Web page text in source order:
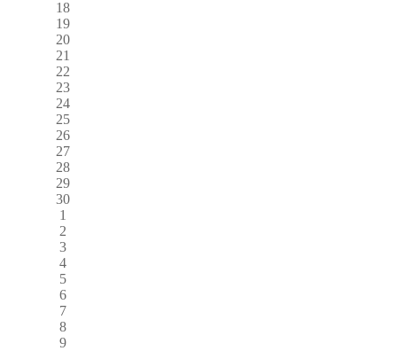
18
19
20
21
22
23
24
25
26
27
28
29
30
1
2
3
4
5
6
7
8
9